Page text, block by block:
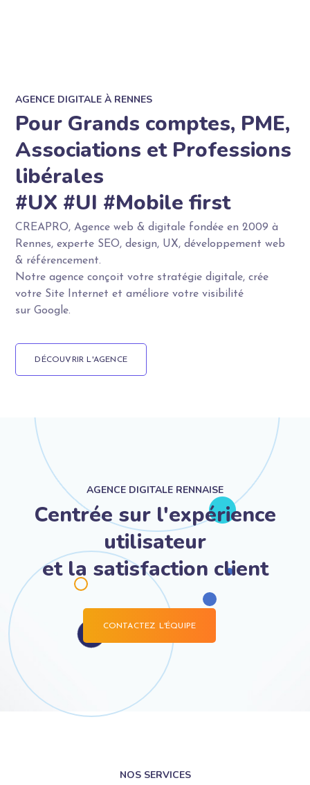
AGENCE DIGITALE À RENNES
Pour Grands comptes, PME,
Associations et Professions
libérales
#UX #UI #Mobile first
CREAPRO, Agence web & digitale fondée en 2009 à
Rennes, experte SEO, design, UX, développement web
& référencement.
Notre agence conçoit votre stratégie digitale, crée
votre Site Internet et améliore votre visibilité
sur Google.
DÉCOUVRIR L'AGENCE
AGENCE DIGITALE RENNAISE
Centrée sur l'expérience
utilisateur
et la satisfaction client
CONTACTEZ L'ÉQUIPE
NOS SERVICES